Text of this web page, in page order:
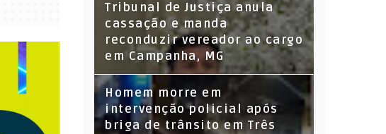
Tribunal de Justiça anula
cassação e manda
reconduzir vereador ao cargo
em Campanha, MG
Homem morre em
intervenção policial após
briga de trânsito em Três